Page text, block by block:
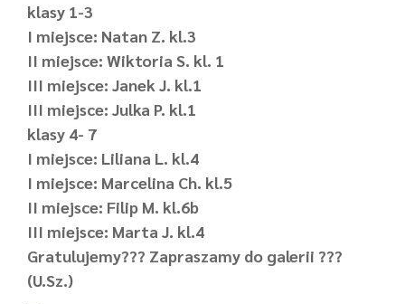
klasy 1-3
I miejsce: Natan Z. kl.3
II miejsce: Wiktoria S. kl. 1
III miejsce: Janek J. kl.1
III miejsce: Julka P. kl.1
klasy 4- 7
I miejsce: Liliana L. kl.4
I miejsce: Marcelina Ch. kl.5
II miejsce: Filip M. kl.6b
III miejsce: Marta J. kl.4
Gratulujemy??? Zapraszamy do galerii ???
(U.Sz.)